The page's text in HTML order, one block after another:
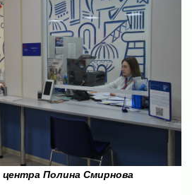
Полина Смирнова